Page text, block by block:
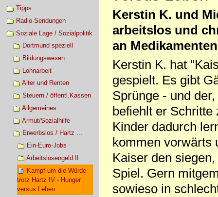
Tipps
Radio-Sendungen
Soziale Lage / Sozialpolitik
Dortmund speziell
Bildungswesen
Lohnarbeit
Alter und Renten
Steuern / öffentl.Kassen
Allgemeines
Armut/Sozialhilfe
Erwerbslos / Hartz ...
Ein-Euro-Jobs
Arbeitslosengeld II
Kampf um die Würde
trotz Hartz IV - Hunger
versus Leben
Kerstin K. und
arbeitslos und
an
Kerstin K. hat
gespielt. Es gibt
Sprünge - und
befiehlt er Schritte
Kinder dadurch
kommen vorwärts
Kaiser den
Spiel. Gern
sowieso in